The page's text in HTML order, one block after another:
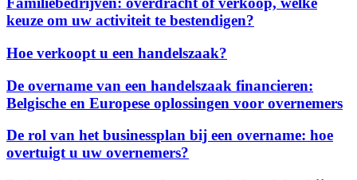
keuze om uw activiteit te bestendigen?
Hoe verkoopt u een handelszaak?
De overname van een handelszaak financieren:
Belgische en Europese oplossingen voor overnemers
De rol van het businessplan bij een overname: hoe
overtuigt u uw overnemers?